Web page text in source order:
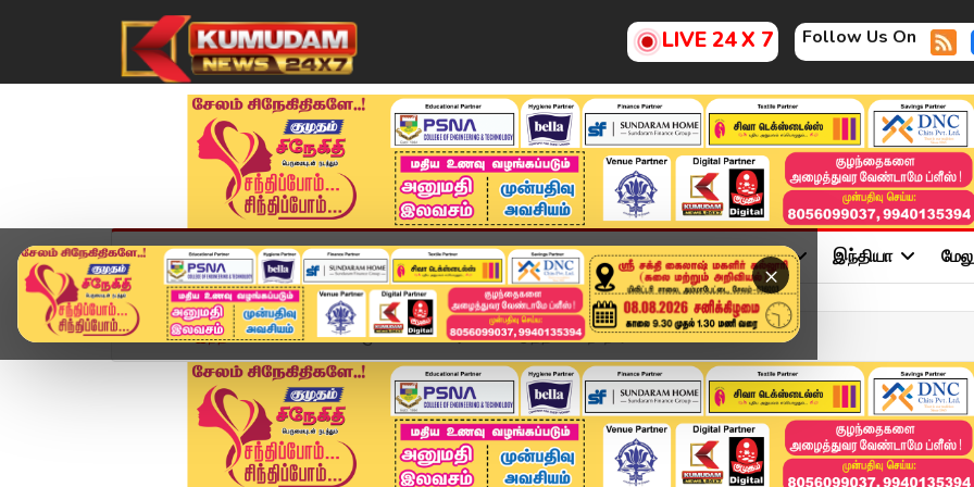
LIVE 24 X 7 Follow Us On
×
முகப்பு விளையாட்டு அண்மை தமிழ்நாடு சினிமா அரசியல் விளையாட்டு இந்தியா
Home இந்தியா மனைவியின் முன் மகனை அவமானப்படுத்திய பெற்றோர்.. ...